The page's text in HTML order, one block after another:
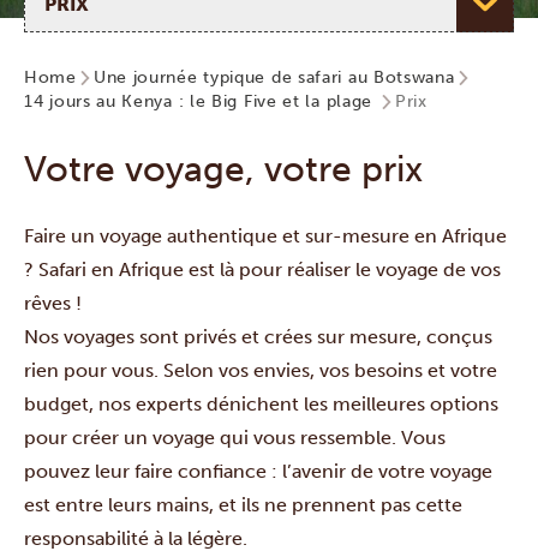
Home
Une journée typique de safari au Botswana
14 jours au Kenya : le Big Five et la plage
Prix
Votre voyage, votre prix
Faire un voyage authentique et sur-mesure en Afrique
? Safari en Afrique est là pour réaliser le voyage de vos
rêves !
Nos voyages sont privés et crées sur mesure, conçus
rien pour vous. Selon vos envies, vos besoins et votre
budget, nos experts dénichent les meilleures options
pour créer un voyage qui vous ressemble. Vous
pouvez leur faire confiance : l’avenir de votre voyage
est entre leurs mains, et ils ne prennent pas cette
responsabilité à la légère.